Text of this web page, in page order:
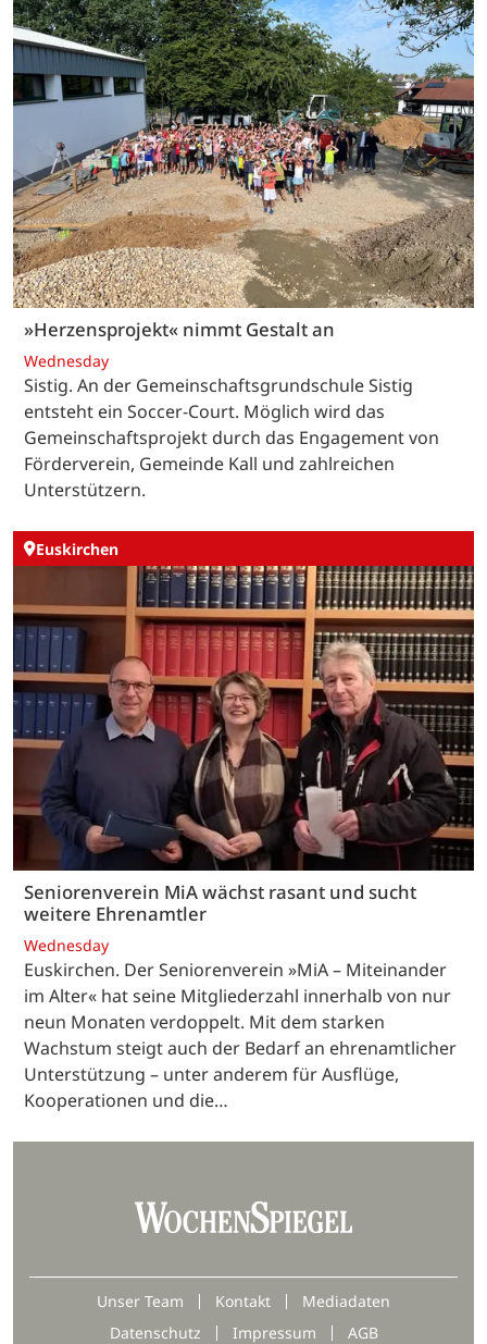
»Herzensprojekt« nimmt Gestalt an
Wednesday
Sistig. An der Gemeinschaftsgrundschule Sistig
entsteht ein Soccer-Court. Möglich wird das
Gemeinschaftsprojekt durch das Engagement von
Förderverein, Gemeinde Kall und zahlreichen
Unterstützern.
Euskirchen
Seniorenverein MiA wächst rasant und sucht
weitere Ehrenamtler
Wednesday
Euskirchen. Der Seniorenverein »MiA – Miteinander
im Alter« hat seine Mitgliederzahl innerhalb von nur
neun Monaten verdoppelt. Mit dem starken
Wachstum steigt auch der Bedarf an ehrenamtlicher
Unterstützung – unter anderem für Ausflüge,
Kooperationen und die…
Unser Team Kontakt
Mediadaten
Datenschutz
Impressum AGB